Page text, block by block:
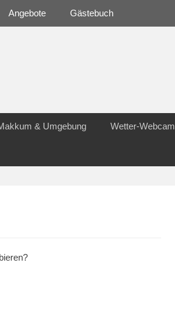
Angebote Gästebuch
& Umgebung Wetter-Webcam